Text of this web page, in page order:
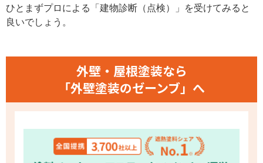
ひとまずプロによる「建物診断（点検）」を受けてみると
良いでしょう。
外壁・屋根塗装なら
「外壁塗装のゼーンブ」へ